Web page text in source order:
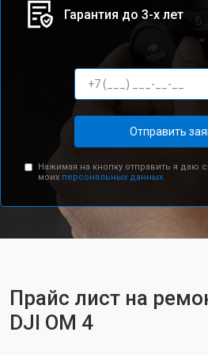
Гарантия до 3-х лет
Отправить
Нажимая на кнопку отправить я даю
моих персональных данных.
Прайс лист на
DJI OM 4